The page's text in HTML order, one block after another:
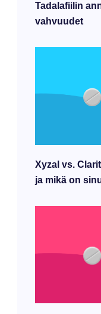
Tadalafiilin
vahvuudet
Xyzal vs.
ja mikä on